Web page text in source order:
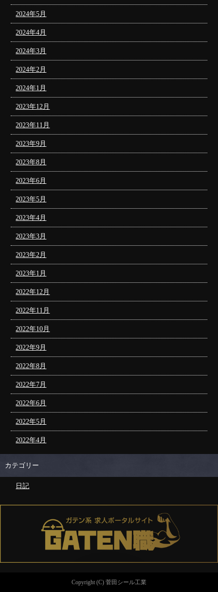
2024年5月
2024年4月
2024年3月
2024年2月
2024年1月
2023年12月
2023年11月
2023年9月
2023年8月
2023年6月
2023年5月
2023年4月
2023年3月
2023年2月
2023年1月
2022年12月
2022年11月
2022年10月
2022年9月
2022年8月
2022年7月
2022年6月
2022年5月
2022年4月
カテゴリー
日記
Copyright (C) 菅田シール工業